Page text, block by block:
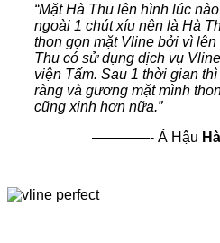
“Mặt Hà Thu lên hình lúc
ngoài 1 chút xíu nên là Hà
thon gọn mặt Vline bởi vì
Thu có sử dụng dịch vụ
viện Tấm. Sau 1 thời gian
ràng và gương mặt mình
cũng xinh hơn nữa.”
————- Á Hậu